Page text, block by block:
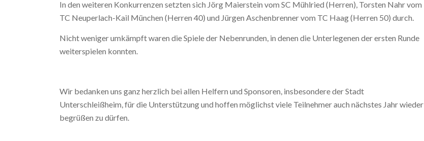
In den weiteren Konkurrenzen setzten sich Jörg Maierstein vom SC Mühlried (Herren), Torsten Nahr vom
TC Neuperlach-Kail München (Herren 40) und Jürgen Aschenbrenner vom TC Haag (Herren 50) durch.
Nicht weniger umkämpft waren die Spiele der Nebenrunden, in denen die Unterlegenen der ersten Runde
weiterspielen konnten.
Wir bedanken uns ganz herzlich bei allen Helfern und Sponsoren, insbesondere der Stadt
Unterschleißheim, für die Unterstützung und hoffen möglichst viele Teilnehmer auch nächstes Jahr wieder
begrüßen zu dürfen.